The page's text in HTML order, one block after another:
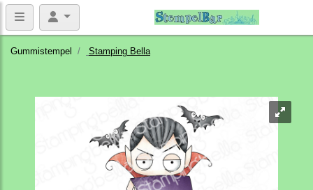
Gummistempel Stamping Bella